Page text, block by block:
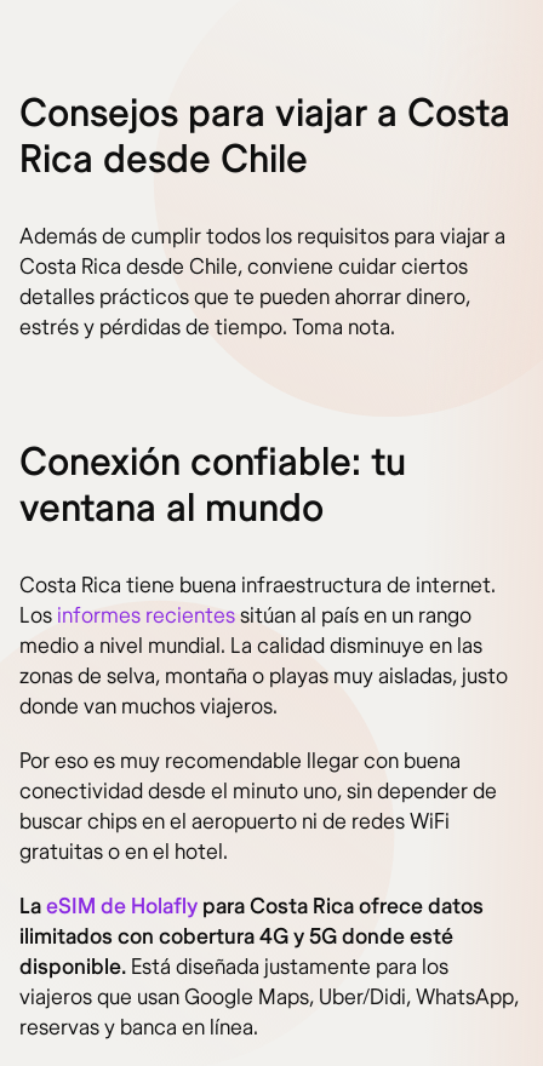
Consejos para viajar a Costa
Rica desde Chile
Además de cumplir todos los requisitos para viajar a
Costa Rica desde Chile, conviene cuidar ciertos
detalles prácticos que te pueden ahorrar dinero,
estrés y pérdidas de tiempo. Toma nota.
Conexión confiable: tu
ventana al mundo
Costa Rica tiene buena infraestructura de internet.
Los informes recientessitúan al país en un rango
medio a nivel mundial. La calidad disminuye en las
zonas de selva, montaña o playas muy aisladas, justo
donde van muchos viajeros.
Por eso es muy recomendable llegar con buena
conectividad desde el minuto uno, sin depender de
buscar chips en el aeropuerto ni de redes WiFi
gratuitas o en el hotel.
LaeSIM de Holafly para Costa Rica ofrece datos
ilimitados con cobertura 4G y 5G donde esté
disponible. Está diseñada justamente para los
viajeros que usan Google Maps, Uber/Didi, WhatsApp,
reservas y banca en línea.